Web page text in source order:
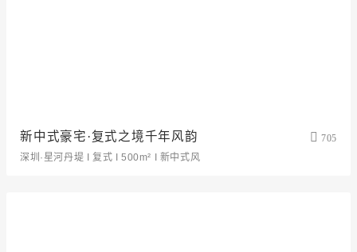
新中式豪宅·复式之境千年风韵
705
深圳·星河丹堤 I 复式 I 500m² I 新中式风